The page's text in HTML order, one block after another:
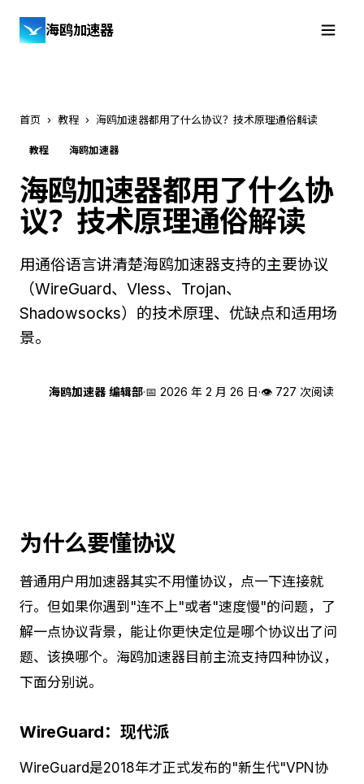
海鸥加速器
首页 › 教程 › 海鸥加速器都用了什么协议？技术原理通俗解读
教程 海鸥加速器
海鸥加速器都用了什么协
议？技术原理通俗解读
用通俗语言讲清楚海鸥加速器支持的主要协议
（WireGuard、Vless、Trojan、
Shadowsocks）的技术原理、优缺点和适用场
景。
海鸥加速器 编辑部·📅 2026 年 2 月 26 日·👁 727 次阅读
为什么要懂协议
普通用户用加速器其实不用懂协议，点一下连接就
行。但如果你遇到"连不上"或者"速度慢"的问题，了
解一点协议背景，能让你更快定位是哪个协议出了问
题、该换哪个。海鸥加速器目前主流支持四种协议，
下面分别说。
WireGuard：现代派
WireGuard是2018年才正式发布的"新生代"VPN协